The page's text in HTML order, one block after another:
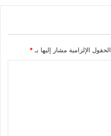
الحقول الإلزامية مشار إليها بـ*